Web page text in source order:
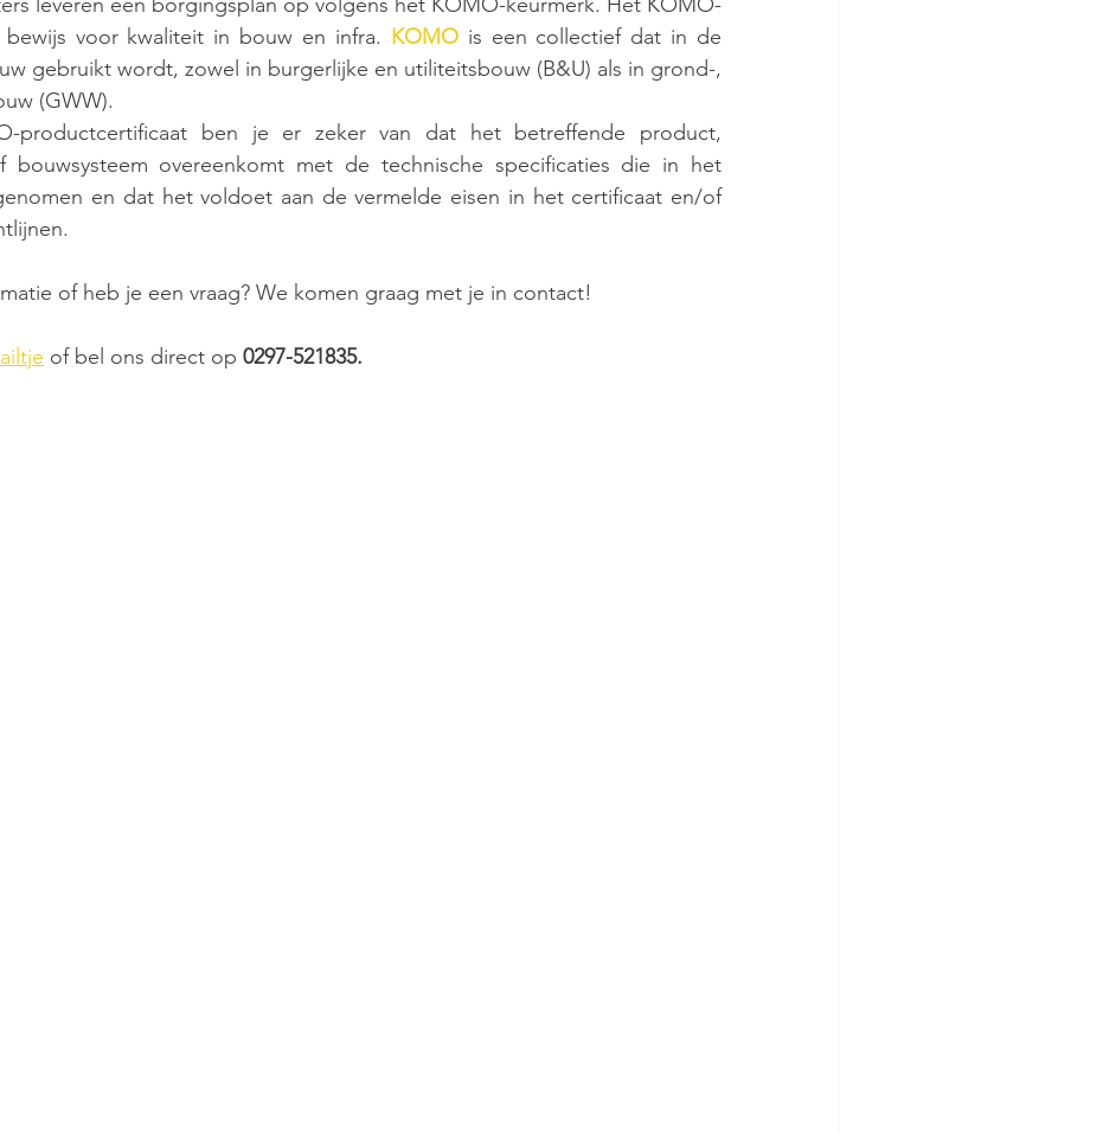
voor kwaliteit in bouw en infra. KOMO is een collectief dat in de
gebruikt wordt, zowel in burgerlijke en utiliteitsbouw (B&U) als in grond-,
(GWW).
productcertificaat ben je er zeker van dat het betreffende product,
bouwsysteem overeenkomt met de technische specificaties die in het
en dat het voldoet aan de vermelde eisen in het certificaat en/of
of heb je een vraag? We komen graag met je in contact!
of bel ons direct op 0297-521835.